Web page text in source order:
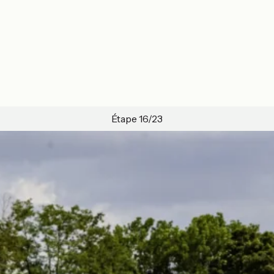
Étape 16/23